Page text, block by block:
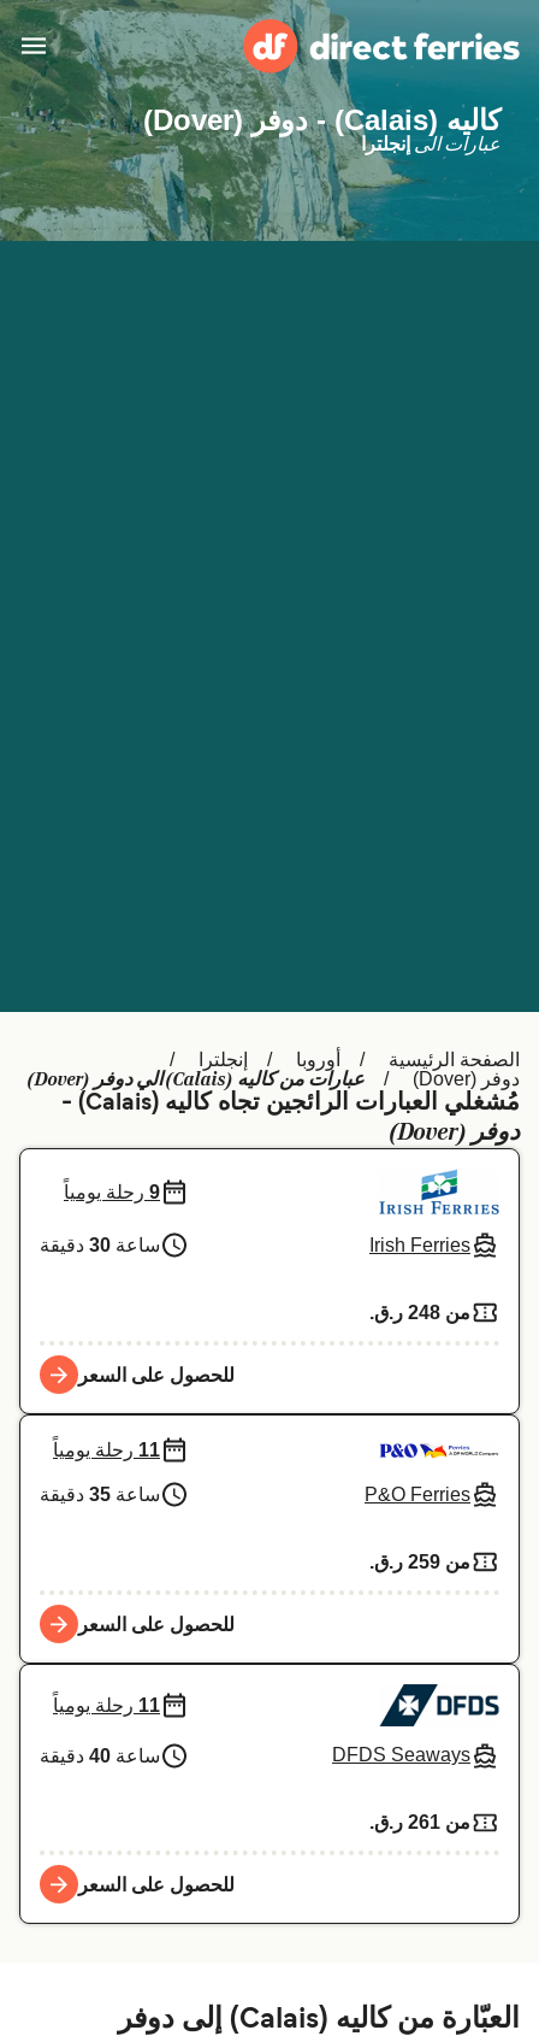
البلدان
تذاكر العبّارة
België (NL)
Ελλάδα
Belgique (FR)
Polska
Deutschland
Schweiz (DE)
Indonesia
Maroc (FR)
كاليه (Calais) - دوفر (Dover)
عبارات الى إنجلترا
الصفحة الرئيسية أوروبا
إنجلترا
دوفر (Dover)
عبارات من كاليه (Calais) الي دوفر (Dover)
مُشغلي العبارات الرائجين تجاه كاليه (Calais) -
دوفر (Dover)
Irish Ferries
9 رحلة يومياً
ساعة 30 دقيقة
من 248 ر.ق.‏
للحصول على السعر
P&O Ferries
11 رحلة يومياً
ساعة 35 دقيقة
من 259 ر.ق.‏
للحصول على السعر
DFDS Seaways
11 رحلة يومياً
ساعة 40 دقيقة
من 261 ر.ق.‏
للحصول على السعر
العبّارة من كاليه (Calais) إلى دوفر